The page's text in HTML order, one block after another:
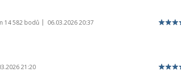
14 582 bodů 06.03.2026 20:37
21:20